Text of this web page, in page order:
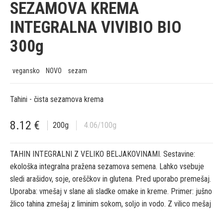
SEZAMOVA KREMA
INTEGRALNA VIVIBIO BIO
300g
vegansko NOVO sezam
Tahini - čista sezamova krema
8.12 € 200g 4.06/100g
TAHIN INTEGRALNI Z VELIKO BELJAKOVINAMI. Sestavine:
ekološka integralna pražena sezamova semena. Lahko vsebuje
sledi arašidov, soje, oreščkov in glutena. Pred uporabo premešaj.
Uporaba: vmešaj v slane ali sladke omake in kreme. Primer: jušno
žlico tahina zmešaj z liminim sokom, soljo in vodo. Z vilico mešaj